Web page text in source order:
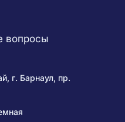
вопросы
г. Барнаул, пр.